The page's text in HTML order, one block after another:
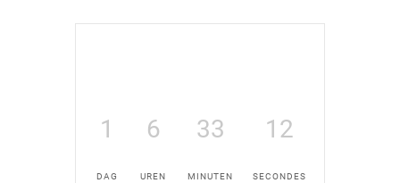
1
DAG
6
UREN
33
MINUTEN
12
SECONDES